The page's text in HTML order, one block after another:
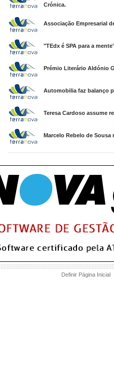
Crónica.
Associação Empresarial
"TEdx é SPA para a
Prémio Literário Aldónio
Automobilia faz balanço
Teresa Cardoso assume
Marcelo Rebelo de
Definir Página Inicial